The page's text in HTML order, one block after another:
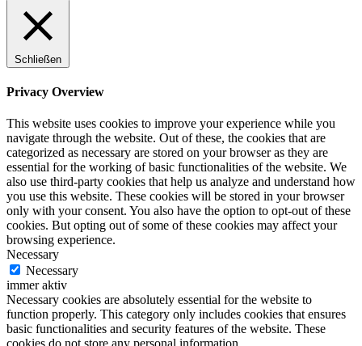
Schließen
Privacy Overview
This website uses cookies to improve your experience while you
navigate through the website. Out of these, the cookies that are
categorized as necessary are stored on your browser as they are
essential for the working of basic functionalities of the website. We
also use third-party cookies that help us analyze and understand how
you use this website. These cookies will be stored in your browser
only with your consent. You also have the option to opt-out of these
cookies. But opting out of some of these cookies may affect your
browsing experience.
Necessary
Necessary
immer aktiv
Necessary cookies are absolutely essential for the website to
function properly. This category only includes cookies that ensures
basic functionalities and security features of the website. These